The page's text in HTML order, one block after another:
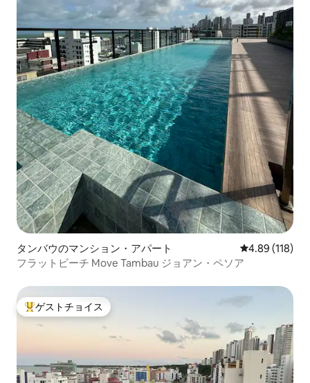
タンバウのマンション・アパート レビュー118
4.89 (118)
フラットビーチ Move Tambau ジョアン・ペソア
大好評のゲストチョイスです。
ゲストチョイス